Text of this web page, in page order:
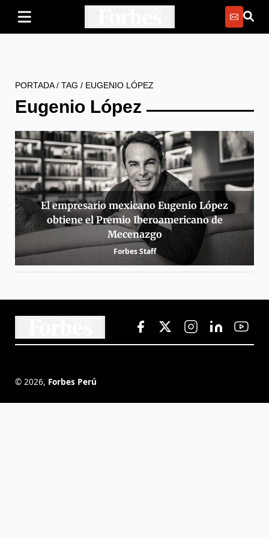
PORTADA/ TAG / EUGENIO LÓPEZ
Eugenio López
El empresario mexicano Eugenio López
obtiene el Premio Iberoamericano de
Mecenazgo
Forbes Staff
© 2026, Forbes Perú